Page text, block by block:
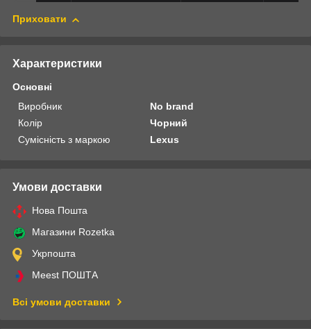
Приховати
Характеристики
Основні
Виробник
No brand
Колір
Чорний
Сумісність з маркою
Lexus
Умови доставки
Нова Пошта
Магазини Rozetka
Укрпошта
Meest ПОШТА
Всі умови доставки